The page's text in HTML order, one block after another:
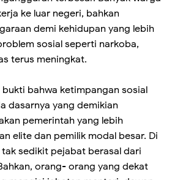
ke luar negeri, bahkan
demi kehidupan yang lebih
sosial seperti narkoba,
terus meningkat.
bahwa ketimpangan sosial
dasarnya yang demikian
pemerintah yang lebih
elite dan pemilik modal besar. Di
sedikit pejabat berasal dari
orang- orang yang dekat